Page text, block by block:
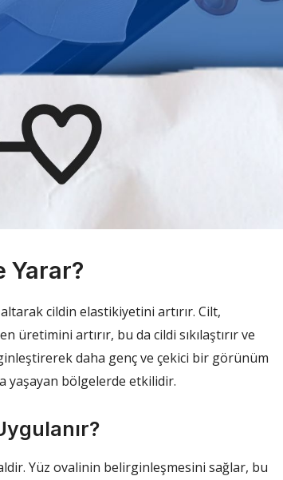
Yarar?
cildin elastikiyetini artırır. Cilt,
artırır, bu da cildi sıkılaştırır ve
daha genç ve çekici bir görünüm
yaşayan bölgelerde etkilidir.
Yüz ovalinin belirginleşmesini sağlar, bu